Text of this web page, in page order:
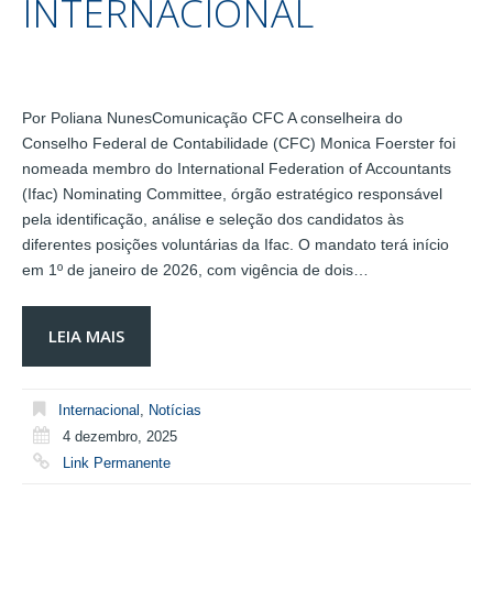
INTERNACIONAL
Por Poliana NunesComunicação CFC A conselheira do
Conselho Federal de Contabilidade (CFC) Monica Foerster foi
nomeada membro do International Federation of Accountants
(Ifac) Nominating Committee, órgão estratégico responsável
pela identificação, análise e seleção dos candidatos às
diferentes posições voluntárias da Ifac. O mandato terá início
em 1º de janeiro de 2026, com vigência de dois…
LEIA MAIS
Internacional , Notícias
4 dezembro, 2025
Link Permanente